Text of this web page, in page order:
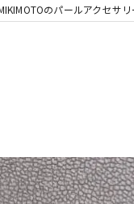
遺品整理のパールアクセサ